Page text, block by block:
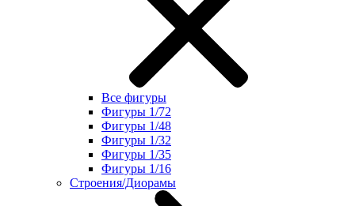
Все фигуры
Фигуры 1/72
Фигуры 1/48
Фигуры 1/32
Фигуры 1/35
Фигуры 1/16
Строения/Диорамы